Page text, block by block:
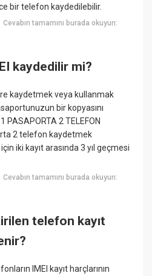
bir telefon kaydedilebilir.
Cevabın tamamını burada okuyun:
kaydedilir mi?
kaydetmek veya kullanmak
bir kopyasını
2 TELEFON
2 telefon kaydetmek
iki kayıt arasında 3 yıl geçmesi
Cevabın tamamını burada okuyun:
telefon kayıt
IMEI kayıt harçlarının